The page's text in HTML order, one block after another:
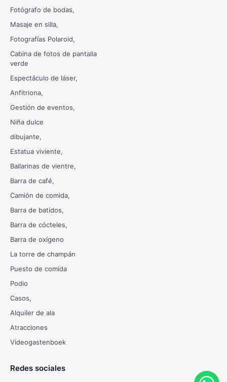
Fotógrafo de bodas
Masaje en silla
Fotografías Polaroid
Cabina de fotos de pantalla
verde
Espectáculo de láser
Anfitriona
Gestión de eventos
Niña dulce
dibujante
Estatua viviente
Bailarinas de vientre
Barra de café
Camión de comida
Barra de batidos
Barra de cócteles
Barra de oxígeno
La torre de champán
Puesto de comida
Podio
Casos
Alquiler de ala
Atracciones
Videogastenboek
Redes sociales